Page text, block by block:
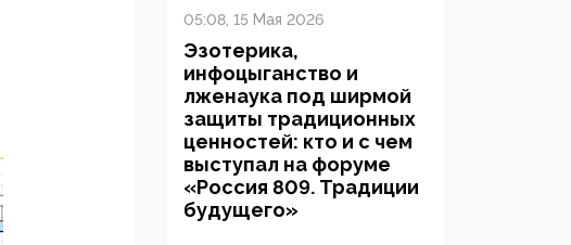
05:08, 15 Мая 2026
Эзотерика,
инфоцыганство и
лженаука под ширмой
защиты традиционных
ценностей: кто и с чем
выступал на форуме
«Россия 809. Традиции
будущего»